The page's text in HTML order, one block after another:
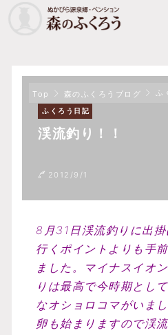
Top 森のふくろうブログ ふ
ふくろう日記
渓流釣り！！
2012/9/1
8月31日渓流釣りに出
行くポイントよりも手
ました。マイナスイオ
りは最高で今時期とし
なオショロコマがいま
卵も始まりますので渓